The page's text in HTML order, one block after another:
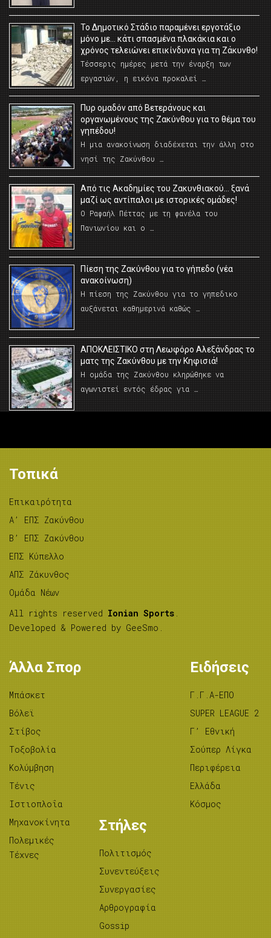
Το Δημοτικό Στάδιο παραμένει εργοτάξιο
μόνο με… κάτι σπασμένα πλακάκια και ο
χρόνος τελειώνει επικίνδυνα για τη Ζάκυνθο!
Τέσσερις ημέρες μετά την έναρξη των
εργασιών, η εικόνα προκαλεί …
Πυρ ομαδόν από Βετεράνους και
οργανωμένους της Ζακύνθου για το θέμα του
γηπέδου!
Η μια ανακοίνωση διαδέχεται την άλλη στο
νησί της Ζακύνθου …
Από τις Ακαδημίες του Ζακυνθιακού… ξανά
μαζί ως αντίπαλοι με ιστορικές ομάδες!
Ο Ραφαήλ Πέττας με τη φανέλα του
Πανιωνίου και ο …
Πίεση της Ζακύνθου για το γήπεδο (νέα
ανακοίνωση)
Η πίεση της Ζακύνθου για το γηπεδικο
αυξάνεται καθημερινά καθώς …
AΠΟΚΛΕΙΣΤΙΚΟ στη Λεωφόρο Αλεξάνδρας το
ματς της Ζακύνθου με την Κηφισιά!
Η ομάδα της Ζακύνθου κληρώθηκε να
αγωνιστεί εντός έδρας για …
Τοπικά
Επικαιρότητα
A’ ΕΠΣ Ζακύνθου
B’ ΕΠΣ Ζακύνθου
ΕΠΣ Κύπελλο
ΑΠΣ Ζάκυνθος
Ομάδα Νέων
All rights reserved Ionian Sports .
Developed & Powered by GeeSmo .
Άλλα Σπορ
Μπάσκετ
Βόλεϊ
Στίβος
Tοξοβολία
Κολύμβηση
Τένις
Ιστιοπλοΐα
Μηχανοκίνητα
Πολεμικές
Τέχνες
Ειδήσεις
Γ.Γ.Α-ΕΠΟ
SUPER LEAGUE 2
Γ’ Εθνική
Σούπερ Λίγκα
Περιφέρεια
Ελλάδα
Κόσμος
Στήλες
Πολιτισμός
Συνεντεύξεις
Συνεργασίες
Αρθρογραφία
Gossip